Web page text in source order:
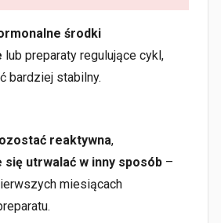
środki
lub preparaty regulujące cykl,
bardziej stabilny.
reaktywna,
się utrwalać w inny sposób –
miesiącach